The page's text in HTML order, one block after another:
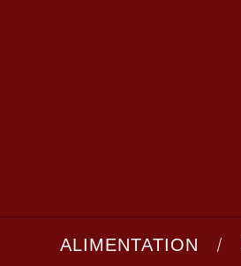
ALIMENTATION